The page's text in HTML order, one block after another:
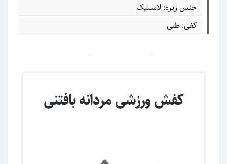
جنس زیره: لاستیک
کفی: طبی
کفش ورزشی مردانه بافتنی